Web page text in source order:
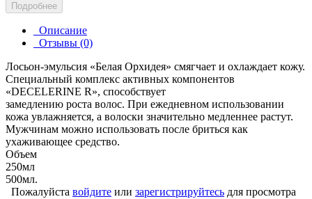
Подробнее
Описание
Отзывы (0)
Лосьон-эмульсия «Белая Орхидея» смягчает и охлаждает кожу.
Специальный комплекс активных компонентов
«DECELERINE R», способствует
замедлению роста волос. При ежедневном использовании
кожа увлажняется, а волоски значительно медленнее растут.
Мужчинам можно использовать после бриться как
ухаживающее средство.
Объем
250мл
500мл.
Пожалуйста войдите или зарегистрируйтесь для просмотра